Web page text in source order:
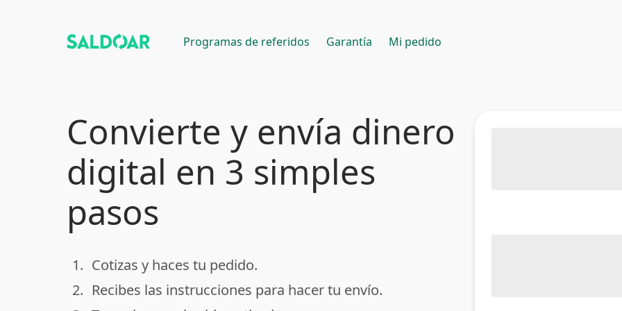
Programas de referidos Garantía Mi pedido
Convierte y envía dinero
digital en 3 simples
pasos
done
1. Cotizas y haces tu pedido.
done
2. Recibes las instrucciones para hacer tu envío.